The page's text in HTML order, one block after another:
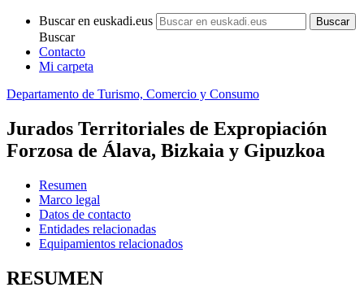
Buscar en euskadi.eus
Buscar
Contacto
Mi carpeta
Departamento de Turismo, Comercio y Consumo
Jurados Territoriales de Expropiación
Forzosa de Álava, Bizkaia y Gipuzkoa
Resumen
Marco legal
Datos de contacto
Entidades relacionadas
Equipamientos relacionados
RESUMEN